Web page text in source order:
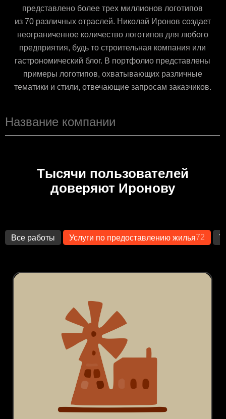
представлено более трех миллионов логотипов
из 70 различных отраслей. Николай Иронов создает
неограниченное количество логотипов для любого
предприятия, будь то строительная компания или
гастрономический блог. В портфолио представлены
примеры логотипов, охватывающих различные
тематики и стили, отвечающие запросам заказчиков.
Тысячи пользователей
доверяют Иронову
Все работы Услуги по предоставлению жилья72